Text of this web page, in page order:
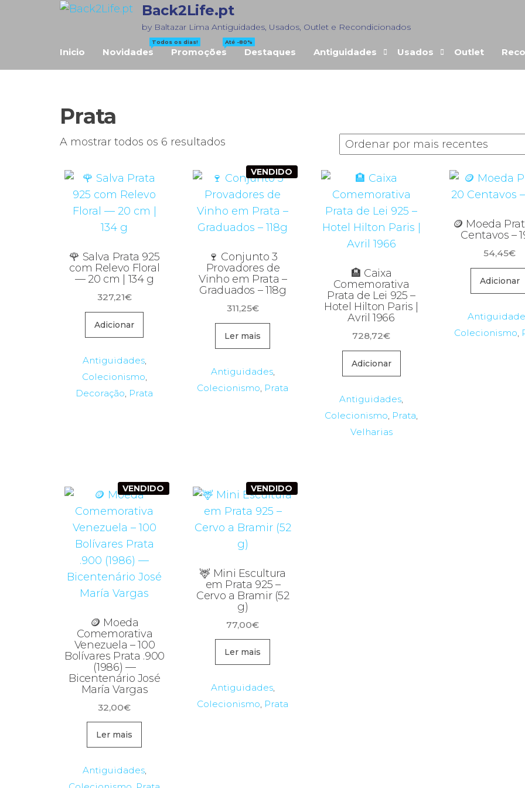
Back2Life.pt
by Baltazar Lima Antiguidades, Usados, Outlet e Recondicionados
Inicio Novidades
Todos os dias!
Promoções
Até -80%
Destaques Antiguidades Usados Outlet
Prata
A mostrar todos os 6 resultados
mais
recentes
🌹 Salva Prata 925
com Relevo Floral
— 20 cm | 134 g
327,21€
Adicionar
Antiguidades,
Colecionismo
Decoração Prata
VENDIDO
🍷 Conjunto 3
Provadores de
Vinho em Prata –
Graduados – 118g
311,25€
Ler mais
Antiguidades,
Colecionismo Prata
🏨 Caixa
Comemorativa
Prata de Lei 925 –
Hotel Hilton Paris |
Avril 1966
728,72€
Adicionar
Antiguidades
Colecionismo Prata
Velharias
🪙 Moeda
Centavos –
54,45€
Adicionar
Colecionismo
VENDIDO
🪙 Moeda
Comemorativa
Venezuela – 100
Bolívares Prata .900
(1986) —
Bicentenário José
María Vargas
32,00€
Ler mais
Antiguidades,
VENDIDO
🦌 Mini Escultura
em Prata 925 –
Cervo a Bramir (52
g)
77,00€
Ler mais
Antiguidades,
Colecionismo, Prata